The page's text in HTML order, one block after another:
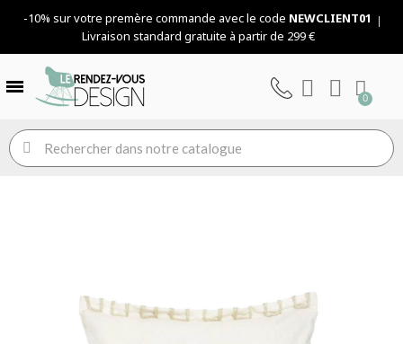
-10% sur votre premère commande avec le code NEWCLIENT01
Livraison standard gratuite à partir de 299 €